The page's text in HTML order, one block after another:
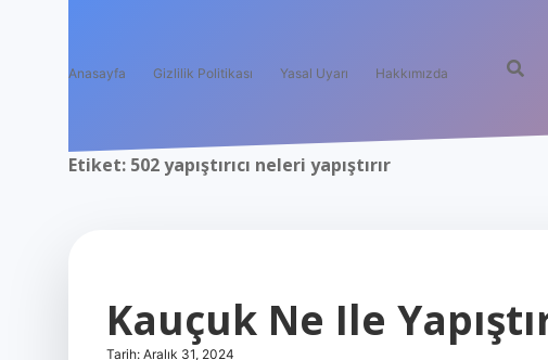
Anasayfa Gizlilik Politikası Yasal Uyarı Hakkımızda
Etiket: 502 yapıştırıcı neleri yapıştırır
Kauçuk Ne Ile
Tarih: Aralık 31, 2024